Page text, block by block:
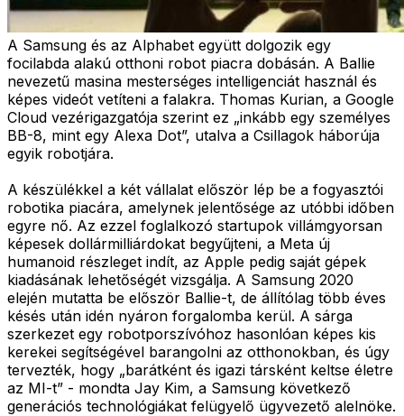
A Samsung és az Alphabet együtt dolgozik egy
focilabda alakú otthoni robot piacra dobásán. A Ballie
nevezetű masina mesterséges intelligenciát használ és
képes videót vetíteni a falakra. Thomas Kurian, a Google
Cloud vezérigazgatója szerint ez „inkább egy személyes
BB-8, mint egy Alexa Dot”, utalva a Csillagok háborúja
egyik robotjára.
A készülékkel a két vállalat először lép be a fogyasztói
robotika piacára, amelynek jelentősége az utóbbi időben
egyre nő. Az ezzel foglalkozó startupok villámgyorsan
képesek dollármilliárdokat begyűjteni, a Meta új
humanoid részleget indít, az Apple pedig saját gépek
kiadásának lehetőségét vizsgálja. A Samsung 2020
elején mutatta be először Ballie-t, de állítólag több éves
késés után idén nyáron forgalomba kerül. A sárga
szerkezet egy robotporszívóhoz hasonlóan képes kis
kerekei segítségével barangolni az otthonokban, és úgy
tervezték, hogy „barátként és igazi társként keltse életre
az MI-t” - mondta Jay Kim, a Samsung következő
generációs technológiákat felügyelő ügyvezető alelnöke.